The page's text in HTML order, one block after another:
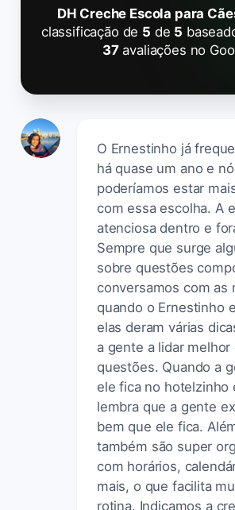
DH Creche Escola para
classificação de 5 de 5
37avaliações no
O Ernestinho já
há quase um ano e
poderíamos estar
com essa escolha. A
atenciosa dentro e
Sempre que surge
sobre questões
conversamos com as
quando o Ernestinho
elas deram várias
a gente a lidar melhor
questões. Quando a
ele fica no hotelzinho
lembra que a gente
bem que ele fica.
também são super
com horários,
mais, o que facilita
rotina. Indicamos a